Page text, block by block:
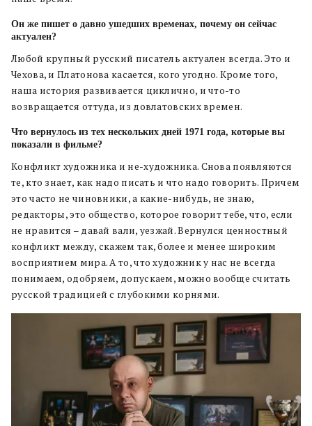
Он же пишет о давно ушедших временах, почему он сейчас
актуален?
Любой крупный русский писатель актуален всегда. Это и
Чехова, и Платонова касается, кого угодно. Кроме того,
наша история развивается циклично, и что-то
возвращается оттуда, из довлатовских времен.
Что вернулось из тех нескольких дней 1971 года, которые вы
показали в фильме?
Конфликт художника и не-художника. Снова появляются
те, кто знает, как надо писать и что надо говорить. Причем
это часто не чиновники, а какие-нибудь, не знаю,
редакторы, это общество, которое говорит тебе, что, если
не нравится – давай вали, уезжай. Вернулся ценностный
конфликт между, скажем так, более и менее широким
восприятием мира. А то, что художник у нас не всегда
понимаем, одобряем, допускаем, можно вообще считать
русской традицией с глубокими корнями.